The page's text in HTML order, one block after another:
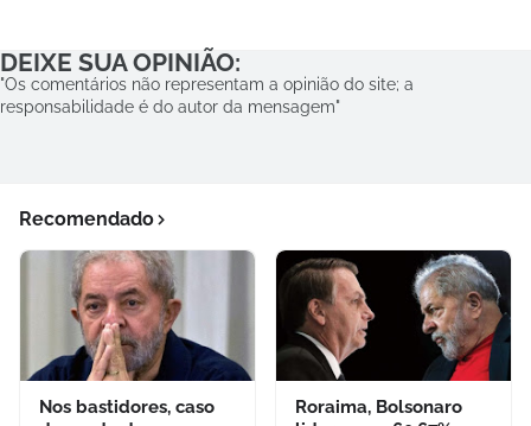
DEIXE SUA OPINIÃO:
"Os comentários não representam a opinião do site; a
responsabilidade é do autor da mensagem"
Recomendado
Nos bastidores, caso
Roraima, Bolsonaro